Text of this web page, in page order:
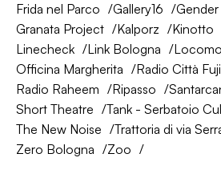
Frida nel Parco
Gallery16
Granata Project
Kalporz Kinotto
Linecheck
Link Bologna
Officina Margherita
Radio Città
Radio Raheem
Ripasso
Short Theatre
Tank - Serbatoio
The New Noise
Trattoria di via
Zero Bologna
Zoo